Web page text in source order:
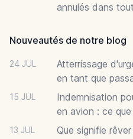
annulés dans
Nouveautés de notre blog
24 JUL
Atterrissage
en tant que
15 JUL
Indemnisation
en avion : ce
13 JUL Que signifie